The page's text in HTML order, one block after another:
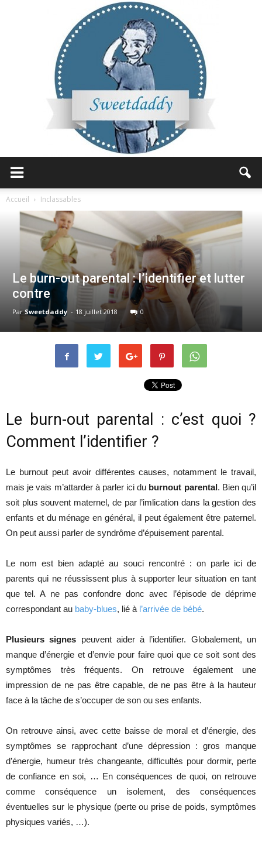
Accueil Inclassables
Le burn-out parental : l’identifier et lutter
contre
ParSweetdaddy - 18 juillet 2018 0
Le burn-out parental : c’est quoi ?
Comment l’identifier ?
Le burnout peut avoir différentes causes, notamment le travail,
mais je vais m’attarder à parler ici du burnout parental. Bien qu’il
soit plus souvent maternel, de par l’imlication dans la gestion des
enfants et du ménage en général, il peut également être paternel.
On peut aussi parler de syndrôme d’épuisement parental.
Le nom est bien adapté au souci rencontré : on parle ici de
parents qui ne réussissent plus à supporter leur situation en tant
que tel. A ne pas confondre donc avec l’épisode de déprime
correspondant au baby-blues, lié à l’arrivée de bébé.
Plusieurs signes peuvent aider à l’identifier. Globalement, un
manque d’énergie et d’envie pour faire quoi que ce soit sont des
symptômes très fréquents. On retrouve également une
impression de ne pas être capable, de ne pas être à la hauteur
face à la tâche de s’occuper de son ou ses enfants.
On retrouve ainsi, avec cette baisse de moral et d’énergie, des
symptômes se rapprochant d’une dépression : gros manque
d’énergie, humeur très changeante, difficultés pour dormir, perte
de confiance en soi, … En conséquences de quoi, on retrouve
comme conséquence un isolement, des conséquences
éventuelles sur le physique (perte ou prise de poids, symptômes
physiques variés, …).